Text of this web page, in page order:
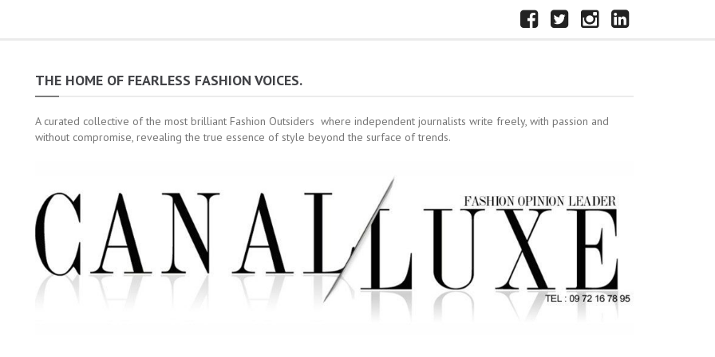
FACEBOOK
X INSTAGRAMLINKEDIN
THE HOME OF FEARLESS FASHION VOICES.
A curated collective of the most brilliant Fashion Outsiders where independent journalists write freely, with passion and
without compromise, revealing the true essence of style beyond the surface of trends.